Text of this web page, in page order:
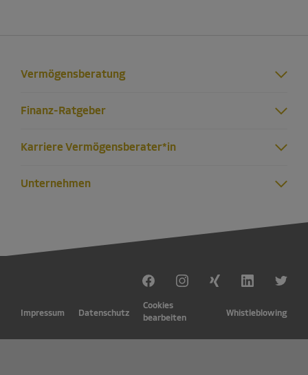
Vermögensberatung
Finanz-Ratgeber
Karriere Vermögensberater*in
Unternehmen
Impressum Datenschutz
Cookies
bearbeiten
Whistleblowing